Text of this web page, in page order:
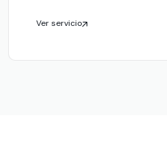
Ver servicio